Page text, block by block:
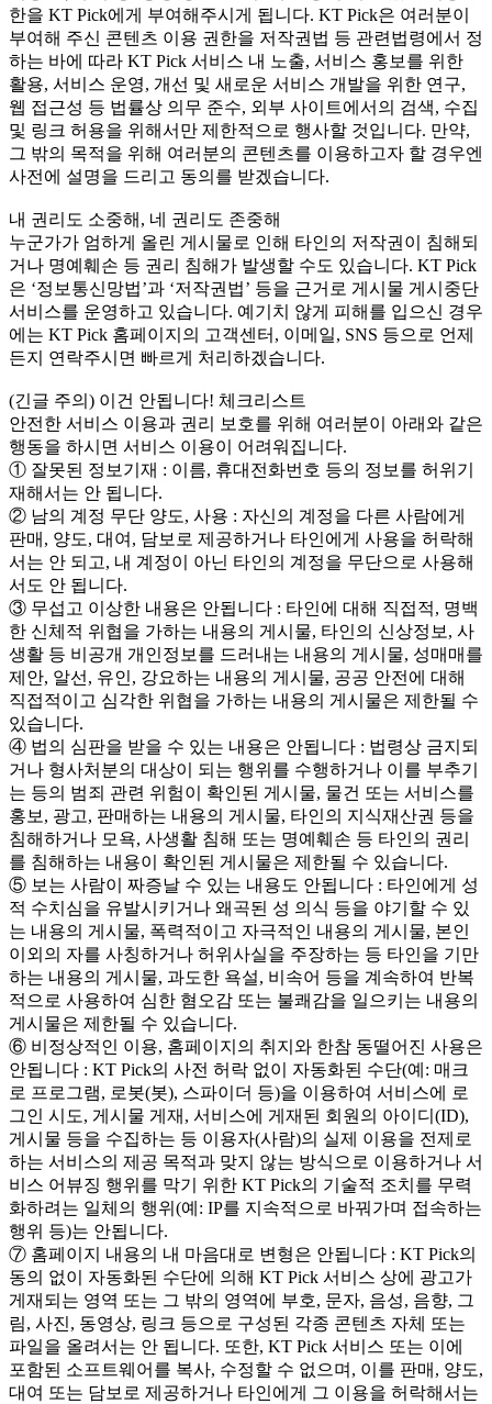
한을 KT Pick에게 부여해주시게 됩니다. KT Pick은 여러분이
부여해 주신 콘텐츠 이용 권한을 저작권법 등 관련법령에서 정
하는 바에 따라 KT Pick 서비스 내 노출, 서비스 홍보를 위한
활용, 서비스 운영, 개선 및 새로운 서비스 개발을 위한 연구,
웹 접근성 등 법률상 의무 준수, 외부 사이트에서의 검색, 수집
및 링크 허용을 위해서만 제한적으로 행사할 것입니다. 만약,
그 밖의 목적을 위해 여러분의 콘텐츠를 이용하고자 할 경우엔
사전에 설명을 드리고 동의를 받겠습니다.
내 권리도 소중해, 네 권리도 존중해
누군가가 엄하게 올린 게시물로 인해 타인의 저작권이 침해되
거나 명예훼손 등 권리 침해가 발생할 수도 있습니다. KT Pick
은 ‘정보통신망법’과 ‘저작권법’ 등을 근거로 게시물 게시중단
서비스를 운영하고 있습니다. 예기치 않게 피해를 입으신 경우
에는 KT Pick 홈페이지의 고객센터, 이메일, SNS 등으로 언제
든지 연락주시면 빠르게 처리하겠습니다.
(긴글 주의) 이건 안됩니다! 체크리스트
안전한 서비스 이용과 권리 보호를 위해 여러분이 아래와 같은
행동을 하시면 서비스 이용이 어려워집니다.
① 잘못된 정보기재 : 이름, 휴대전화번호 등의 정보를 허위기
재해서는 안 됩니다.
② 남의 계정 무단 양도, 사용 : 자신의 계정을 다른 사람에게
판매, 양도, 대여, 담보로 제공하거나 타인에게 사용을 허락해
서는 안 되고, 내 계정이 아닌 타인의 계정을 무단으로 사용해
서도 안 됩니다.
③ 무섭고 이상한 내용은 안됩니다 : 타인에 대해 직접적, 명백
한 신체적 위협을 가하는 내용의 게시물, 타인의 신상정보, 사
생활 등 비공개 개인정보를 드러내는 내용의 게시물, 성매매를
제안, 알선, 유인, 강요하는 내용의 게시물, 공공 안전에 대해
직접적이고 심각한 위협을 가하는 내용의 게시물은 제한될 수
있습니다.
④ 법의 심판을 받을 수 있는 내용은 안됩니다 : 법령상 금지되
거나 형사처분의 대상이 되는 행위를 수행하거나 이를 부추기
는 등의 범죄 관련 위험이 확인된 게시물, 물건 또는 서비스를
홍보, 광고, 판매하는 내용의 게시물, 타인의 지식재산권 등을
침해하거나 모욕, 사생활 침해 또는 명예훼손 등 타인의 권리
를 침해하는 내용이 확인된 게시물은 제한될 수 있습니다.
⑤ 보는 사람이 짜증날 수 있는 내용도 안됩니다 : 타인에게 성
적 수치심을 유발시키거나 왜곡된 성 의식 등을 야기할 수 있
는 내용의 게시물, 폭력적이고 자극적인 내용의 게시물, 본인
이외의 자를 사칭하거나 허위사실을 주장하는 등 타인을 기만
하는 내용의 게시물, 과도한 욕설, 비속어 등을 계속하여 반복
적으로 사용하여 심한 혐오감 또는 불쾌감을 일으키는 내용의
게시물은 제한될 수 있습니다.
⑥ 비정상적인 이용, 홈페이지의 취지와 한참 동떨어진 사용은
안됩니다 : KT Pick의 사전 허락 없이 자동화된 수단(예: 매크
로 프로그램, 로봇(봇), 스파이더 등)을 이용하여 서비스에 로
그인 시도, 게시물 게재, 서비스에 게재된 회원의 아이디(ID),
게시물 등을 수집하는 등 이용자(사람)의 실제 이용을 전제로
하는 서비스의 제공 목적과 맞지 않는 방식으로 이용하거나 서
비스 어뷰징 행위를 막기 위한 KT Pick의 기술적 조치를 무력
화하려는 일체의 행위(예: IP를 지속적으로 바꿔가며 접속하는
행위 등)는 안됩니다.
⑦ 홈페이지 내용의 내 마음대로 변형은 안됩니다 : KT Pick의
동의 없이 자동화된 수단에 의해 KT Pick 서비스 상에 광고가
게재되는 영역 또는 그 밖의 영역에 부호, 문자, 음성, 음향, 그
림, 사진, 동영상, 링크 등으로 구성된 각종 콘텐츠 자체 또는
파일을 올려서는 안 됩니다. 또한, KT Pick 서비스 또는 이에
포함된 소프트웨어를 복사, 수정할 수 없으며, 이를 판매, 양도,
대여 또는 담보로 제공하거나 타인에게 그 이용을 허락해서는